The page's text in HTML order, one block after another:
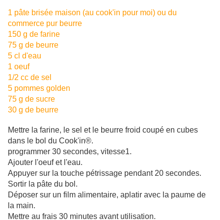
1 pâte brisée maison (au cook'in pour moi) ou du
commerce pur beurre
150 g de farine
75 g de beurre
5 cl d'eau
1 oeuf
1/2 cc de sel
5 pommes golden
75 g de sucre
30 g de beurre
Mettre la farine, le sel et le beurre froid coupé en cubes
dans le bol du Cook'in®.
programmer 30 secondes, vitesse1.
Ajouter l'oeuf et l'eau.
Appuyer sur la touche pétrissage pendant 20 secondes.
Sortir la pâte du bol.
Déposer sur un film alimentaire, aplatir avec la paume de
la main.
Mettre au frais 30 minutes avant utilisation.